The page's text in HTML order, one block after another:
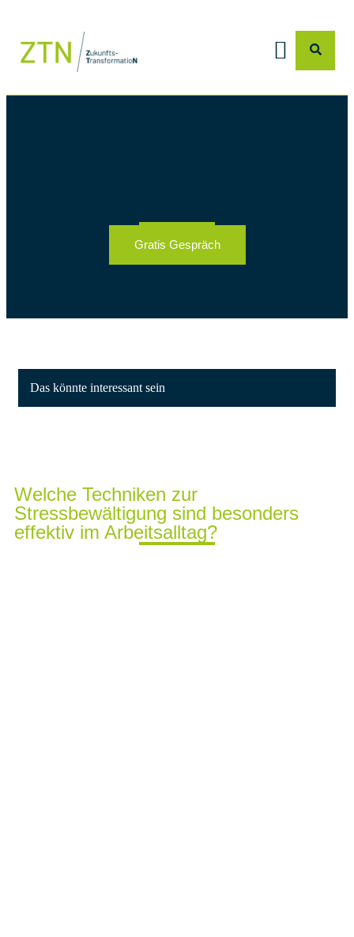
Gratis Gespräch
Das könnte interessant sein
Welche Techniken zur
Stressbewältigung sind besonders
effektiv im Arbeitsalltag?